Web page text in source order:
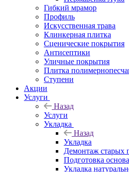
Гибкий мрамор
Профиль
Искусственная трава
Клинкерная плитка
Сценические покрытия
Антисептики
Уличные покрытия
Плитка
Ступени
Акции
Услуги
Назад
Услуги
Укладка
Назад
Укладка
Демонтаж старых
Подготовка
Укладка